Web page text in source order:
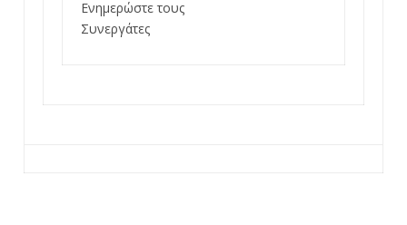
Ενημερώστε τους
Συνεργάτες